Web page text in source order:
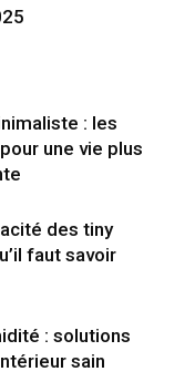
: les
une vie plus
des tiny
faut savoir
: solutions
sain